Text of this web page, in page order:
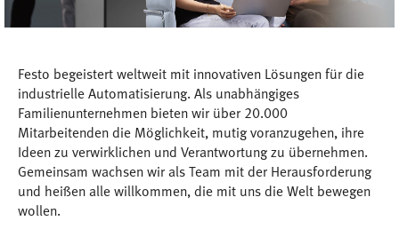
Festo begeistert weltweit mit innovativen Lösungen für die
industrielle Automatisierung. Als unabhängiges
Familienunternehmen bieten wir über 20.000
Mitarbeitenden die Möglichkeit, mutig voranzugehen, ihre
Ideen zu verwirklichen und Verantwortung zu übernehmen.
Gemeinsam wachsen wir als Team mit der Herausforderung
und heißen alle willkommen, die mit uns die Welt bewegen
wollen.